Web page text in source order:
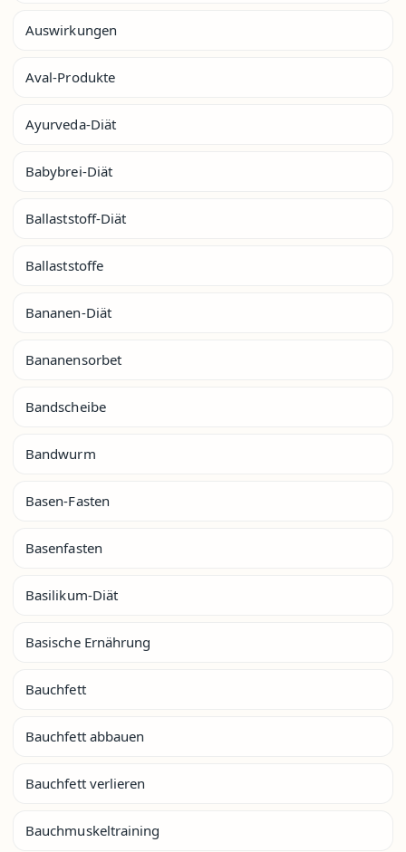
Auswirkungen
Aval-Produkte
Ayurveda-Diät
Babybrei-Diät
Ballaststoff-Diät
Ballaststoffe
Bananen-Diät
Bananensorbet
Bandscheibe
Bandwurm
Basen-Fasten
Basenfasten
Basilikum-Diät
Basische Ernährung
Bauchfett
Bauchfett abbauen
Bauchfett verlieren
Bauchmuskeltraining